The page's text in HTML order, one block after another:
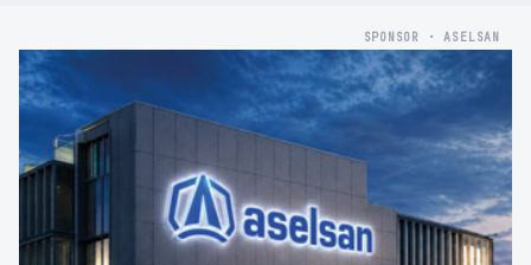
SPONSOR · ASELSAN